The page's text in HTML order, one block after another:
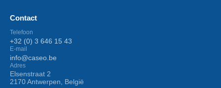
Contact
Telefoon
+32 (0) 3 646 15 43
E-mail
info@caseo.be
Adres
Elsenstraat 2
2170 Antwerpen, België